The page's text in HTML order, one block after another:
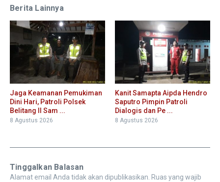
Berita Lainnya
Jaga Keamanan Pemukiman
Dini Hari, Patroli Polsek
Belitang II Sam ...
8 Agustus 2026
Kanit Samapta Aipda Hendro
Saputro Pimpin Patroli
Dialogis dan Pe ...
8 Agustus 2026
Tinggalkan Balasan
Alamat email Anda tidak akan dipublikasikan. Ruas yang wajib